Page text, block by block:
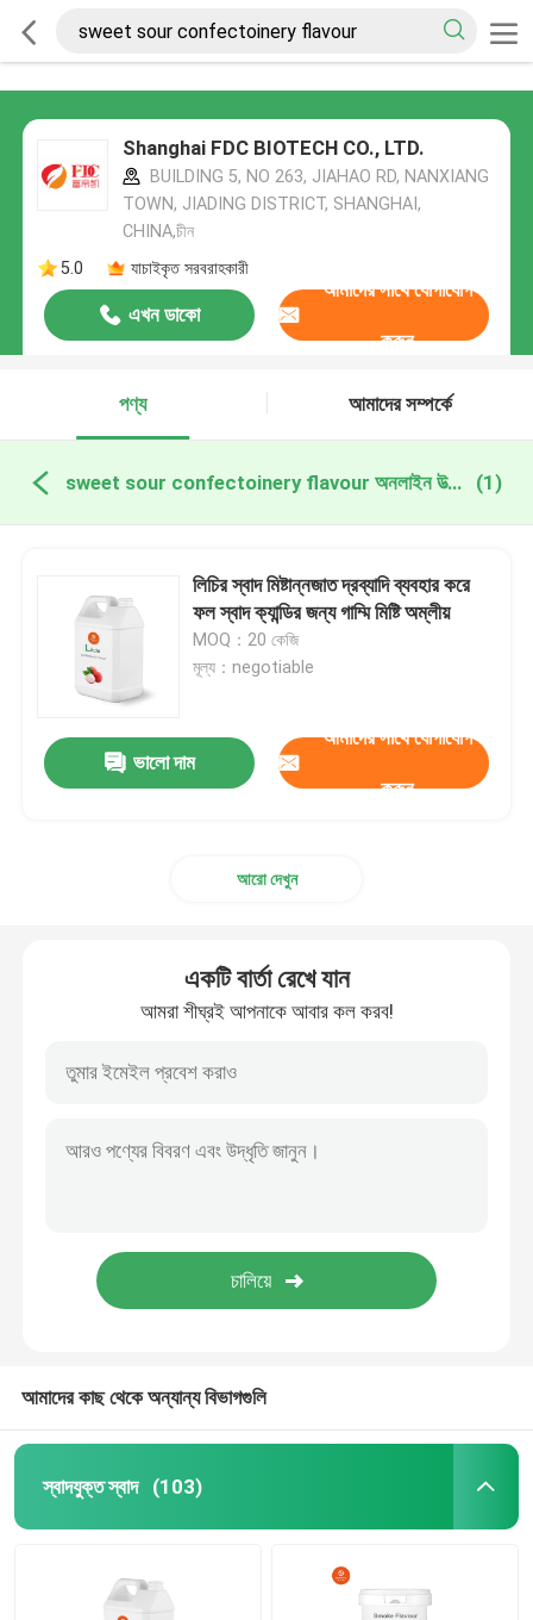
Shanghai FDC BIOTECH CO., LTD.
BUILDING 5, NO 263, JIAHAO RD, NANXIANG
TOWN, JIADING DISTRICT, SHANGHAI,
CHINA,চীন
5.0
যাচাইকৃত সরবরাহকারী
এখন ডাকো
আমাদের সাথে যোগাযোগ
করুন
পণ্য আমাদের সম্পর্কে
sweet sour confectoinery flavour অনলাইন উত্পাদন (1)
লিচির স্বাদ মিষ্টান্নজাত দ্রব্যাদি ব্যবহার করে
ফল স্বাদ ক্যান্ডির জন্য গাম্মি মিষ্টি অম্লীয়
MOQ：20 কেজি
মূল্য：negotiable
ভালো দাম
আমাদের সাথে যোগাযোগ
করুন
আরো দেখুন
একটি বার্তা রেখে যান
আমরা শীঘ্রই আপনাকে আবার কল করব!
আমাদের কাছ থেকে অন্যান্য বিভাগগুলি
স্বাদযুক্ত স্বাদ (103)